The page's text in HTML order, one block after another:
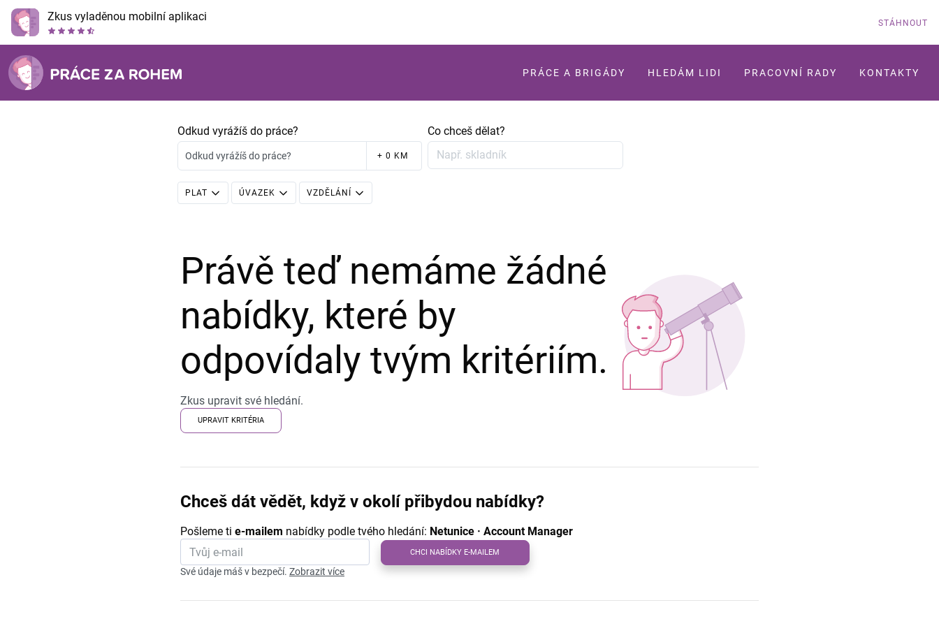
Zkus vyladěnou mobilní aplikaci STÁHNOUT
PRÁCE A BRIGÁDY HLEDÁM LIDI PRACOVNÍ RADY KONTAKTY
Odkud vyrážíš do práce?
Odkud vyrážíš do práce? + 0 KM
Co chceš dělat?
PLAT ÚVAZEK VZDĚLÁNÍ
Právě teď nemáme žádné
nabídky, které by
odpovídaly tvým kritériím.
Zkus upravit své hledání.
UPRAVIT KRITÉRIA
Chceš dát vědět, když v okolí přibydou nabídky?
Pošleme ti e-mailem nabídky podle tvého hledání: Netunice · Account Manager
CHCI NABÍDKY E-MAILEM
Své údaje máš v bezpečí. Zobrazit více